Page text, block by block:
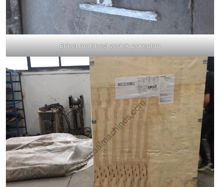
Briket makinesi yedek parçaları